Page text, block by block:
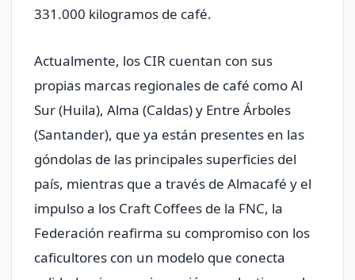
331.000 kilogramos de café.
Actualmente, los CIR cuentan con sus
propias marcas regionales de café como Al
Sur (Huila), Alma (Caldas) y Entre Árboles
(Santander), que ya están presentes en las
góndolas de las principales superficies del
país, mientras que a través de Almacafé y el
impulso a los Craft Coffees de la FNC, la
Federación reafirma su compromiso con los
caficultores con un modelo que conecta